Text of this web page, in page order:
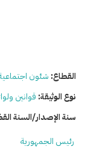
القطاع: شئون
نوع الوثيقة: قوانين
سنة الإصدار/السنة
رئيس الجمهورية